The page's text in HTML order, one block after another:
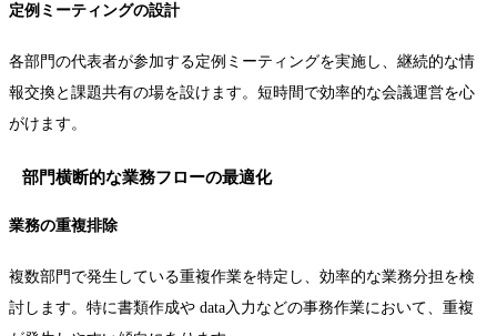
定例ミーティングの設計
各部門の代表者が参加する定例ミーティングを実施し、継続的な情
報交換と課題共有の場を設けます。短時間で効率的な会議運営を心
がけます。
部門横断的な業務フローの最適化
業務の重複排除
複数部門で発生している重複作業を特定し、効率的な業務分担を検
討します。特に書類作成や data入力などの事務作業において、重複